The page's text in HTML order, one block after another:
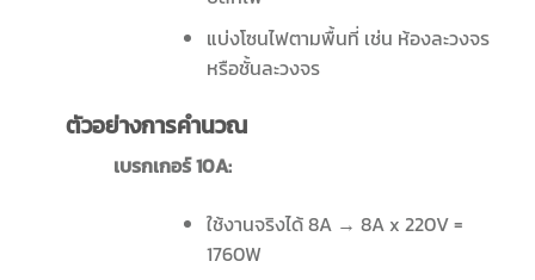
แบ่งโซนไฟตามพื้นที่ เช่น ห้องละวงจร
หรือชั้นละวงจร
ตัวอย่างการคำนวณ
เบรกเกอร์10A:
ใช้งานจริงได้ 8A → 8A x 220V =
1760W